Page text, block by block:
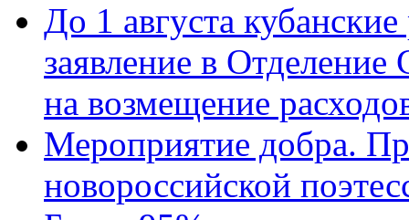
До 1 августа
заявление в
на возмещение
Мероприятие добра.
новороссийской